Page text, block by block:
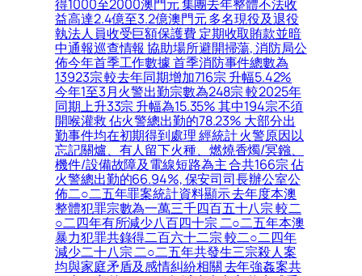
得1000至2000澳門元 集團去年整體不法收
益高達2.4億至3.2億澳門元 多名現役及退役
執法人員收受巨額保護費 定期收取賄款並暗
中通報巡查情報 協助場所避開掃蕩, 消防局公
佈今年首季工作數據 首季消防事件總數為
13923宗 較去年同期增加716宗 升幅5.42%
今年1至3月火警出勤宗數為248宗 較2025年
同期上升33宗 升幅為15.35% 其中194宗不須
開喉灌救 佔火警總出勤的78.23% 大部分出
勤事件均在初期得到處理 經統計 火警原因以
忘記關爐、有人留下火種、燃燒香燭/冥鏹、
機件/設備故障及電線短路為主 合共166宗 佔
火警總出勤的66.94%, 保安司司長辦公室公
佈二○二五年罪案統計資料顯示 去年度本澳
整體犯罪宗數為一萬三千四百五十八宗 較二
○二四年有所減少八百四十宗 二○二五年本澳
暴力犯罪共錄得二百六十二宗 較二○二四年
減少二十八宗 二○二五年共發生三宗殺人案
均與家庭矛盾及感情糾紛相關 去年強姦案共